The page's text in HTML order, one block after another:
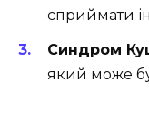
сприймати
Синдром
який може